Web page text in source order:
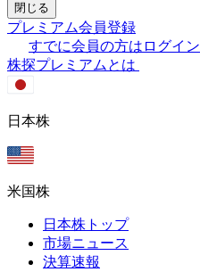
閉じる
プレミアム会員登録
すでに会員の方はログイン
株探プレミアムとは
日本株
米国株
日本株トップ
市場ニュース
決算速報